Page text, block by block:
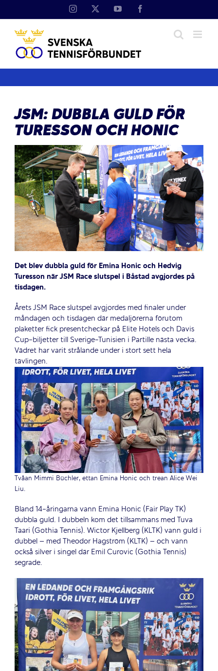
Instagram YouTube
JSM: DUBBLA GULD FÖR
TURESSON OCH HONIC
Det blev dubbla guld för Emina Honic och Hedvig
Turesson när JSM Race slutspel i Båstad avgjordes på
tisdagen.
Årets JSM Race slutspel avgjordes med finaler under
måndagen och tisdagen där medaljörerna förutom
plaketter fick presentcheckar på Elite Hotels och Davis
Cup-biljetter till Sverige-Tunisien i Partille nästa vecka.
Vädret har varit strålande under i stort sett hela
tävlingen.
Tvåan Mimmi Büchler, ettan Emina Honic och trean Alice Wei
Liu.
Bland 14-åringarna vann Emina Honic (Fair Play TK)
dubbla guld. I dubbeln kom det tillsammans med Tuva
Taari (Gothia Tennis). Wictor Kjellberg (KLTK) vann guld i
dubbel – med Theodor Hagström (KLTK) – och vann
också silver i singel där Emil Curovic (Gothia Tennis)
segrade.